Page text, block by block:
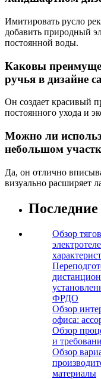
Имитировать русло
добавить природный
постоянной воды.
Каковы
ручья в дизайне
Он создает красивый
постоянного ухода и
Можно ли
небольшом
Да, он отлично
визуально расширяет
Последние
Обзор
ФРДО
Обзор
офиса:
Обзор
и
Обзор
материалы